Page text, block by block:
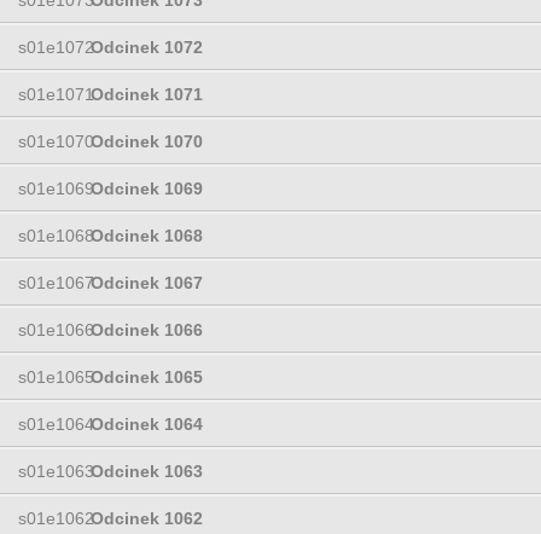
s01e1072Odcinek 1072
s01e1071Odcinek 1071
s01e1070Odcinek 1070
s01e1069Odcinek 1069
s01e1068Odcinek 1068
s01e1067Odcinek 1067
s01e1066Odcinek 1066
s01e1065Odcinek 1065
s01e1064Odcinek 1064
s01e1063Odcinek 1063
s01e1062Odcinek 1062